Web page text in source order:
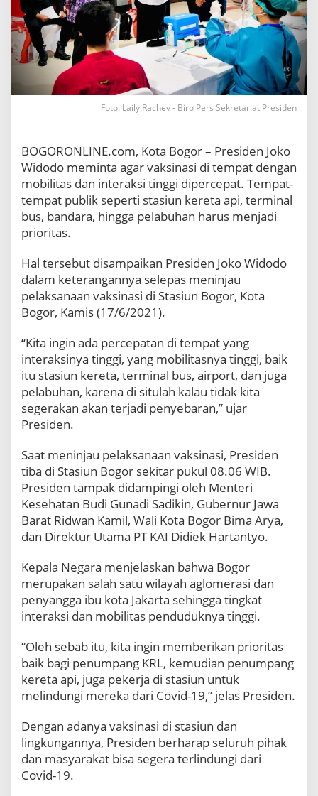
e
p
a
t
V
k
i
s
i
d
T
e
a
t
d
e
a
n
M
o
b
i
t
s
d
a
n
I
n
e
r
a
k
T
i
n
g
Foto: Laily Rachev - Biro Pers Sekretariat Presiden
BOGORONLINE.com, Kota Bogor – Presiden Joko
Widodo meminta agar vaksinasi di tempat dengan
mobilitas dan interaksi tinggi dipercepat. Tempat-
tempat publik seperti stasiun kereta api, terminal
bus, bandara, hingga pelabuhan harus menjadi
prioritas.
Hal tersebut disampaikan Presiden Joko Widodo
dalam keterangannya selepas meninjau
pelaksanaan vaksinasi di Stasiun Bogor, Kota
Bogor, Kamis (17/6/2021).
“Kita ingin ada percepatan di tempat yang
interaksinya tinggi, yang mobilitasnya tinggi, baik
itu stasiun kereta, terminal bus, airport, dan juga
pelabuhan, karena di situlah kalau tidak kita
segerakan akan terjadi penyebaran,” ujar
Presiden.
Saat meninjau pelaksanaan vaksinasi, Presiden
tiba di Stasiun Bogor sekitar pukul 08.06 WIB.
Presiden tampak didampingi oleh Menteri
Kesehatan Budi Gunadi Sadikin, Gubernur Jawa
Barat Ridwan Kamil, Wali Kota Bogor Bima Arya,
dan Direktur Utama PT KAI Didiek Hartantyo.
Kepala Negara menjelaskan bahwa Bogor
merupakan salah satu wilayah aglomerasi dan
penyangga ibu kota Jakarta sehingga tingkat
interaksi dan mobilitas penduduknya tinggi.
“Oleh sebab itu, kita ingin memberikan prioritas
baik bagi penumpang KRL, kemudian penumpang
kereta api, juga pekerja di stasiun untuk
melindungi mereka dari Covid-19,” jelas Presiden.
Dengan adanya vaksinasi di stasiun dan
lingkungannya, Presiden berharap seluruh pihak
dan masyarakat bisa segera terlindungi dari
Covid-19.